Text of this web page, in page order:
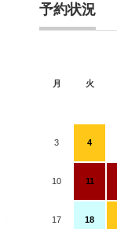
予約状況
月 火
3 4
10 11
17 18